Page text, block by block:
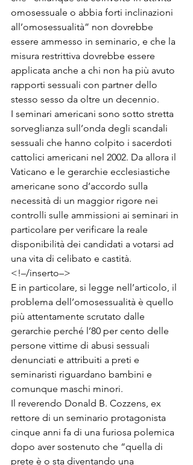
omosessuale o abbia forti inclinazioni
all’omosessualità” non dovrebbe
essere ammesso in seminario, e che la
misura restrittiva dovrebbe essere
applicata anche a chi non ha più avuto
rapporti sessuali con partner dello
stesso sesso da oltre un decennio.
I seminari americani sono sotto stretta
sorveglianza sull’onda degli scandali
sessuali che hanno colpito i sacerdoti
cattolici americani nel 2002. Da allora il
Vaticano e le gerarchie ecclesiastiche
americane sono d’accordo sulla
necessità di un maggior rigore nei
controlli sulle ammissioni ai seminari in
particolare per verificare la reale
disponibilità dei candidati a votarsi ad
una vita di celibato e castità.
<!–/inserto–>
E in particolare, si legge nell’articolo, il
problema dell’omosessualità è quello
più attentamente scrutato dalle
gerarchie perché l’80 per cento delle
persone vittime di abusi sessuali
denunciati e attribuiti a preti e
seminaristi riguardano bambini e
comunque maschi minori.
Il reverendo Donald B. Cozzens, ex
rettore di un seminario protagonista
cinque anni fa di una furiosa polemica
dopo aver sostenuto che “quella di
prete è o sta diventando una